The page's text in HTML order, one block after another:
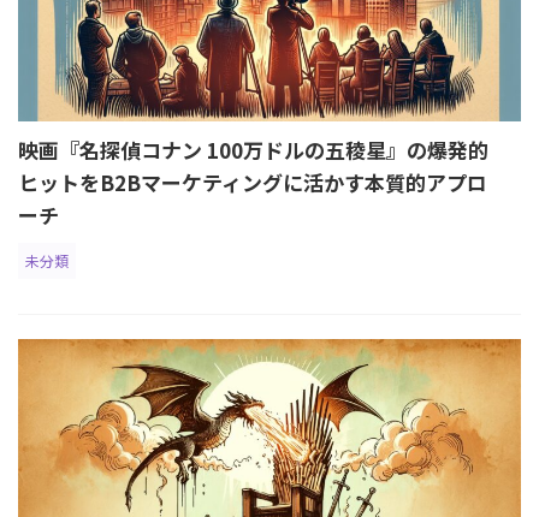
映画『名探偵コナン 100万ドルの五稜星』の爆発的
ヒットをB2Bマーケティングに活かす本質的アプロ
ーチ
未分類